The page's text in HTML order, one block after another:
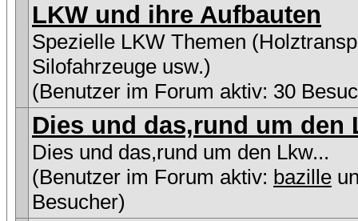
LKW und ihre Aufbauten
Spezielle LKW Themen
Silofahrzeuge usw.)
(Benutzer im Forum aktiv: 30
Dies und das,rund um den
Dies und das,rund um den Lkw...
(Benutzer im Forum aktiv: bazille
Besucher)